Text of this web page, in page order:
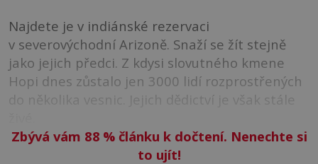
Najdete je v indiánské rezervaci
v severovýchodní Arizoně. Snaží se žít stejně
jako jejich předci. Z kdysi slovutného kmene
Hopi dnes zůstalo jen 3000 lidí rozprostřených
do několika vesnic. Jejich dědictví je však stále
Zbývá vám 88 %článku k dočtení. Nenechte si
to ujít!